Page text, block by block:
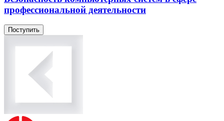
профессиональной деятельности
Поступить